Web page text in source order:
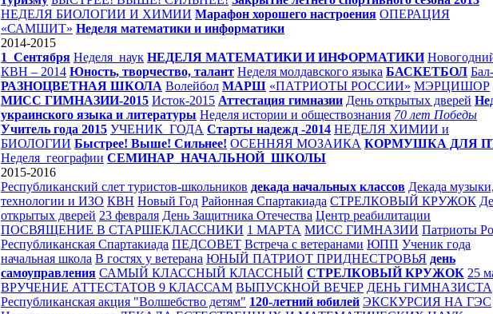
НЕДЕЛЯ БИОЛОГИИ И ХИМИИ Марафон хорошего настроения ОПЕРАЦИЯ
«САМШИТ» Неделя математики и информатики
2014-2015
1_Сентября Неделя_наук НЕДЕЛЯ МАТЕМАТИКИ И ИНФОРМАТИКИ
КВН – 2014 Юность, творчество, талант Неделя молдавского языка БАСКЕТБОЛ
РАЗНОЦВЕТНАЯ ШКОЛА Волейбол МАРШ «ПАТРИОТЫ РОССИИ» МЭРЦИШОР
МИСС ГИМНАЗИИ-2015 Исток-2015 Аттестация гимназии День открытых дверей
украинского языка и литературы Неделя истории и обществознания 70 лет Победы
Учитель года 2015 УЧЕНИК_ГОДА Старты надежд -2014 НЕДЕЛЯ ХИМИИ и
БИОЛОГИИ Быстрее! Выше! Сильнее! ОСЕННЯЯ МОЗАИКА КОРМУШКА ДЛЯ
Неделя_географии СЕМИНАР_НАЧАЛЬНОЙ_ШКОЛЫ
2015-2016
Республиканский слет туристов-школьников декада начальных классов Декада музыки,
технологии и ИЗО КВН Новый Год Районная Спартакиада СТРЕЛКОВЫЙ КРУЖОК
открытых дверей 23 февраля День Защитника Отечества Центр реабилитации
ПОСВЯЩЕНИЕ В СТАРШЕКЛАССНИКИ 1 МАРТА МИСС ГИМНАЗИИ Патриоты
Республиканская Спартакиада ПЕДСОВЕТ Встреча с ветеранами ЮПП Ученик года
начальная школа В гостях у ветерана ЮНЫЙ ПАТРИОТ ПРИДНЕСТРОВЬЯ день
самоуправления САМЫЙ КЛАССНЫЙ КЛАССНЫЙ СТРЕЛКОВЫЙ КРУЖОК 25
ВРУЧЕНИЕ АТТЕСТАТОВ 9 КЛАССАМ ВЫПУСКНОЙ ВЕЧЕР ДЕНЬ ГИМНАЗИСТА
Республиканская акция "Волшебство детям" 120-летний юбилей ЭКСКУРСИЯ НА ГЭС